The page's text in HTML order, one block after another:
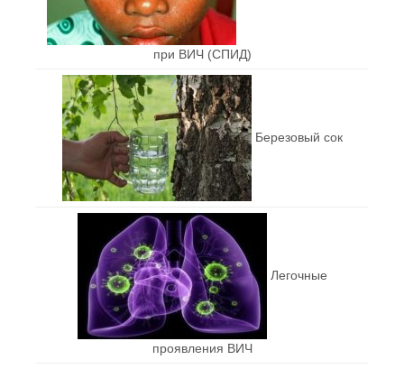
при ВИЧ (СПИД)
Березовый сок
Легочные
проявления ВИЧ